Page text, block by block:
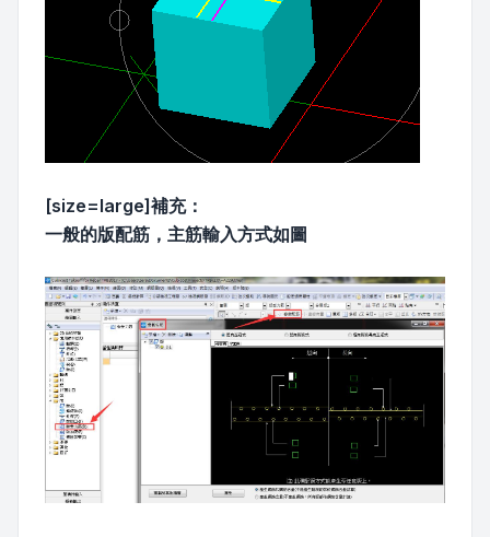
[size=large]補充：
一般的版配筋，主筋輸入方式如圖